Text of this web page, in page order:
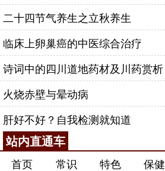
二十四节气养生之立秋养生
临床上卵巢癌的中医综合治疗
诗词中的四川道地药材及川药赏析
火烧赤壁与晕动病
肝好不好？自我检测就知道
站内直通车
首页 常识 特色 保健